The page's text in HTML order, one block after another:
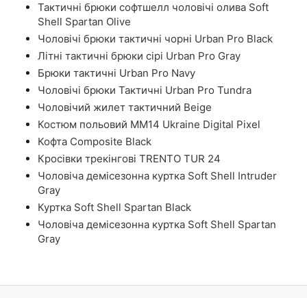
Тактичні брюки софтшелл чоловічі олива Soft
Shell Spartan Olive
Чоловічі брюки тактичні чорні Urban Pro Black
Літні тактичні брюки сірі Urban Pro Gray
Брюки тактичні Urban Pro Navy
Чоловічі брюки Тактичні Urban Pro Tundra
Чоловічий жилет тактичний Beige
Костюм польовий ММ14 Ukraine Digital Pixel
Кофта Composite Black
Кросівки трекінгові TRENTO TUR 24
Чоловіча демісезонна куртка Soft Shell Intruder
Gray
Куртка Soft Shell Spartan Black
Чоловіча демісезонна куртка Soft Shell Spartan
Gray